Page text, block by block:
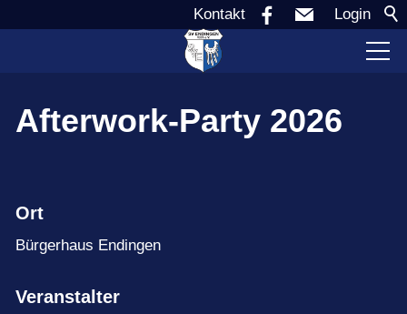
Login
Kontakt
Verein
Sponsoren
Teams
Afterwork-Party 2026
Ort
Bürgerhaus Endingen
Veranstalter